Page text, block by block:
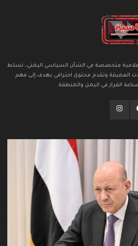
متخصصة في الشأن السياسي اليمني، تسلط
العميقة وتقدم محتوى احترافي يهدف إلى فهم
القرار في اليمن والمنطقة.